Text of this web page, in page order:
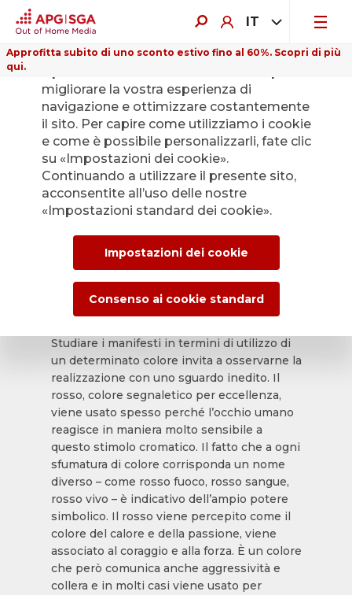
IT
Approfitta subito di uno sconto estivo fino al 60%. Scopri di più
qui.
ePoster
Gallery 1/2023
«Rotsehen» – Vedere rosso.
Tutte le declinazioni di un
colore manifesto.
Studiare i manifesti in termini di utilizzo di
un determinato colore invita a osservarne la
realizzazione con uno sguardo inedito. Il
rosso, colore segnaletico per eccellenza,
viene usato spesso perché l’occhio umano
reagisce in maniera molto sensibile a
questo stimolo cromatico. Il fatto che a ogni
sfumatura di colore corrisponda un nome
diverso – come rosso fuoco, rosso sangue,
rosso vivo – è indicativo dell’ampio potere
simbolico. Il rosso viene percepito come il
colore del calore e della passione, viene
associato al coraggio e alla forza. È un colore
che però comunica anche aggressività e
collera e in molti casi viene usato per
migliorare la vostra esperienza di
navigazione e ottimizzare costantemente
il sito. Per capire come utilizziamo i cookie
e come è possibile personalizzarli, fate clic
su «Impostazioni dei cookie».
Continuando a utilizzare il presente sito,
acconsentite all’uso delle nostre
«Impostazioni standard dei cookie».
Impostazioni dei cookie
Consenso ai cookie standard